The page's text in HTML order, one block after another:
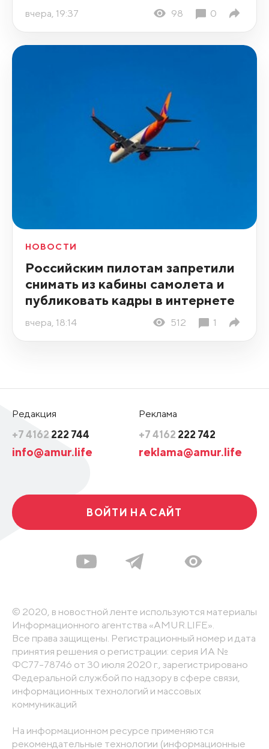
вчера, 19:37 98 0
НОВОСТИ
Российским пилотам запретили
снимать из кабины самолета и
публиковать кадры в интернете
вчера, 18:14 512 1
Редакция
+7 4162 222 744
info@amur.life
Реклама
+7 4162 222 742
reklama@amur.life
ВОЙТИ НА САЙТ
© 2020, в новостной ленте используются материалы
Информационного агентства «AMUR.LIFE».
Все права защищены. Регистрационный номер и дата
принятия решения о регистрации: серия ИА №
ФС77-78746 от 30 июля 2020 г., зарегистрировано
Федеральной службой по надзору в сфере связи,
информационных технологий и массовых
коммуникаций
На информационном ресурсе применяются
рекомендательные технологии (информационные